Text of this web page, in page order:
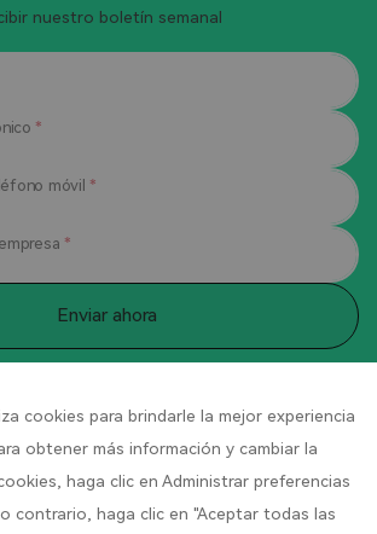
nuestro boletín semanal
*
móvil *
*
Enviar ahora
Número 1, Calle Pingdong, Parque
Ciudad Qingyuan, Ciudad
Provincia de Zhejiang, China
cookies para brindarle la mejor experiencia
obtener más información y cambiar la
haga clic en Administrar preferencias
contrario, haga clic en "Aceptar todas las